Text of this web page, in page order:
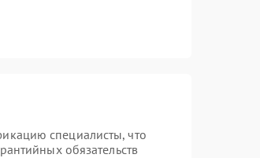
специалисты, что
обязательств